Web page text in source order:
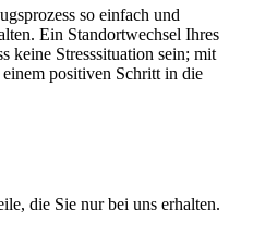
so einfach und
Ein Standortwechsel Ihres
keine Stresssituation sein; mit
positiven Schritt in die
die Sie nur bei uns erhalten.